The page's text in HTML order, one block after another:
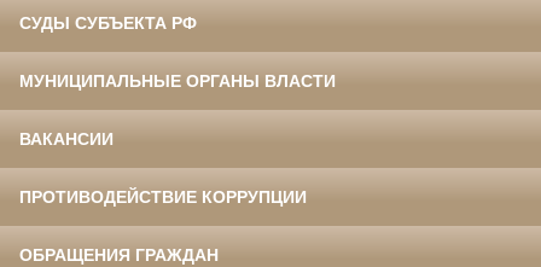
СУДЫ СУБЪЕКТА РФ
МУНИЦИПАЛЬНЫЕ ОРГАНЫ ВЛАСТИ
ВАКАНСИИ
ПРОТИВОДЕЙСТВИЕ КОРРУПЦИИ
ОБРАЩЕНИЯ ГРАЖДАН